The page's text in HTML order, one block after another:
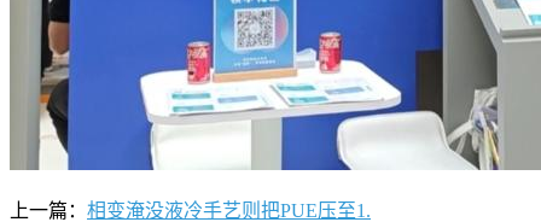
上一篇： 相变淹没液冷手艺则把PUE压至1.